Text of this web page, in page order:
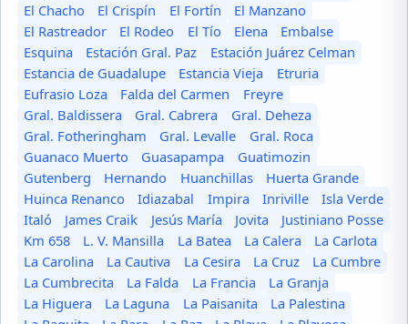
El Chacho
El Crispín El Fortín
El Manzano
El Rastreador
El Rodeo El Tío Elena
Embalse
Esquina
Estación Gral. Paz
Estación Juárez Celman
Estancia de Guadalupe
Estancia Vieja
Etruria
Eufrasio Loza
Falda del Carmen
Freyre
Gral. Baldissera
Gral. Cabrera
Gral. Deheza
Gral. Fotheringham
Gral. Levalle
Gral. Roca
Guanaco Muerto
Guasapampa
Guatimozin
Gutenberg
Hernando Huanchillas
Huerta Grande
Huinca Renanco
Idiazabal Impira Inriville
Isla Verde
Italó
James Craik Jesús María Jovita
Justiniano Posse
Km 658
L. V. Mansilla La Batea La Calera
La Carlota
La Carolina
La Cautiva La Cesira La Cruz
La Cumbre
La Cumbrecita
La Falda La Francia
La Granja
La Higuera
La Laguna La Paisanita
La Palestina